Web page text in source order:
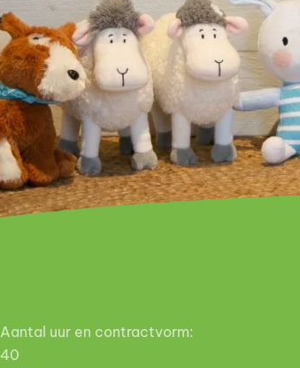
Aantal uur en contractvorm:
40